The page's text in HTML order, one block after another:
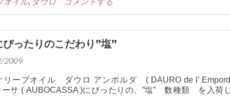
入
た。
ったりのこだわり”塩”
2009
リーブオイル ダウロ アンポルダ ( DAURO de l’
ーサ ( AUBOCASSA )にぴったりの、”塩” 数種類 を入荷